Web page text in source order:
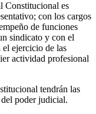
Constitucional es
con los cargos
de funciones
sindicato y con el
ejercicio de las
actividad profesional
tendrán las
poder judicial.